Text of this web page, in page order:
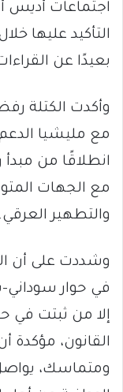
اجتماعات أديس
التأكيد عليها
بعيدًا عن
وأكدت الكتلة
مع مليشيا
انطلاقًا من
مع الجهات
والتطهير العرقي.
وشددت على أن
في حوار
إلا من ثبتت في
القانون، مؤكدة
ومتماسك،